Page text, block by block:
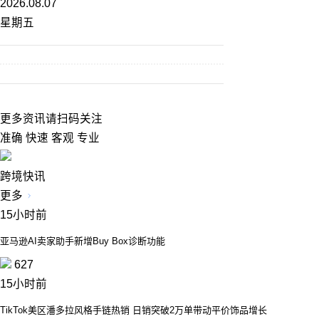
2026.08.07
星期五
更多资讯请扫码关注
准确 快速 客观 专业
跨境快讯
更多
15小时前
亚马逊AI卖家助手新增Buy Box诊断功能
627
15小时前
TikTok美区潘多拉风格手链热销 日销突破2万单带动平价饰品增长